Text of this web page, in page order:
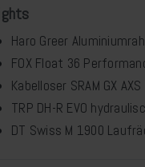
Haro Greer
FOX Float 36
Kabelloser SRAM GX
TRP DH-R EVO
DT Swiss M 1900